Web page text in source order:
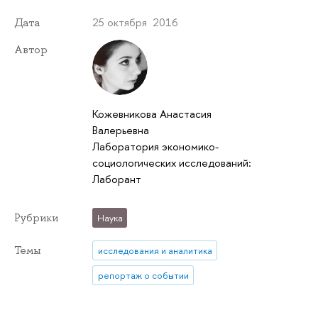
Дата 25 октября 2016
Автор
Кожевникова Анастасия
Валерьевна
Лаборатория экономико-
социологических исследований:
Лаборант
Рубрики Наука
Темы
исследования и аналитика
репортаж о событии